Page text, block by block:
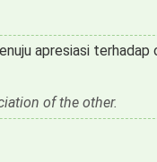
apresiasi terhadap
of the other.